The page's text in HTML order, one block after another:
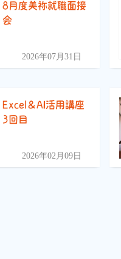
8月度美祢就職面接
会
2026年07月31日
Excel＆AI活用講座
3回目
2026年02月09日